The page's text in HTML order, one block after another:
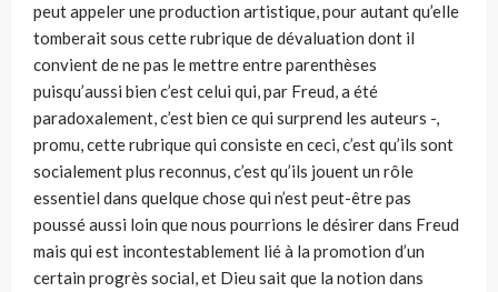
peut appeler une production artistique, pour autant qu’elle
tom­berait sous cette rubrique de dévaluation dont il
convient de ne pas le mettre entre parenthèses
puisqu’aussi bien c’est celui qui, par Freud, a été
paradoxalement, c’est bien ce qui surprend les auteurs -,
promu, cette rubrique qui consiste en ceci, c’est qu’ils sont
socialement plus recon­nus, c’est qu’ils jouent un rôle
essentiel dans quelque chose qui n’est peut­-être pas
poussé aussi loin que nous pourrions le désirer dans Freud
mais qui est incontestablement lié à la promotion d’un
certain progrès social, et Dieu sait que la notion dans